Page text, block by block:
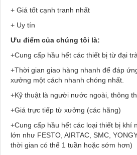
+ Giá tốt cạnh tranh nhất
+ Uy tín
Ưu điểm của chúng tôi là:
+Cung cấp hầu hết các thiết bị từ đại
+Thời gian giao hàng nhanh để đáp
xưởng một cách nhanh chóng nhất.
+Kỹ thuật là người nước ngoài, thông
+Giá trực tiếp từ xưởng (các hãng)
+Cung cấp hầu hết các loại thiết bị khí
lớn như FESTO, AIRTAC, SMC,
thời gian có thể 1 tuần hoặc sớm hơn)